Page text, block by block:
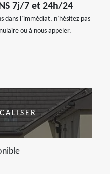
7j/7 et 24h/24
dans l’immédiat, n’hésitez pas
ou à nous appeler.